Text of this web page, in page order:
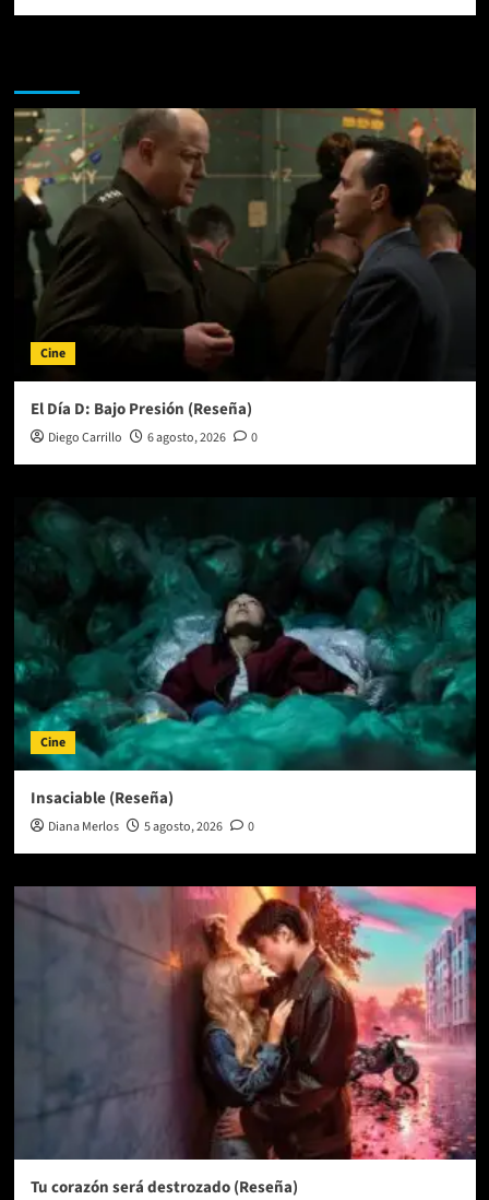
de
&
The
Lizard
Wizard
presenta
‘Automation’
Cine
El Día D: Bajo Presión (Reseña)
Diego Carrillo 6 agosto, 2026 0
Cine
Insaciable (Reseña)
Diana Merlos 5 agosto, 2026 0
Tu corazón será destrozado (Reseña)